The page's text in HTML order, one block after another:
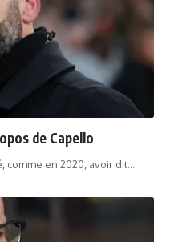
de Capello
comme en 2020, avoir dit…